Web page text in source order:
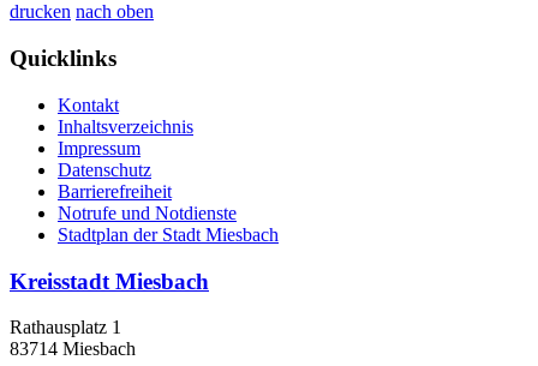
drucken nach oben
Quicklinks
Kontakt
Inhaltsverzeichnis
Impressum
Datenschutz
Barrierefreiheit
Notrufe und Notdienste
Stadtplan der Stadt Miesbach
Kreisstadt Miesbach
Rathausplatz 1
83714 Miesbach